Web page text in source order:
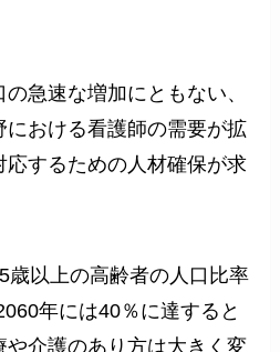
急速な増加にともない、
における看護師の需要が拡
応するための人材確保が求
歳以上の高齢者の人口比率
年には40％に達すると
介護のあり方は大きく変